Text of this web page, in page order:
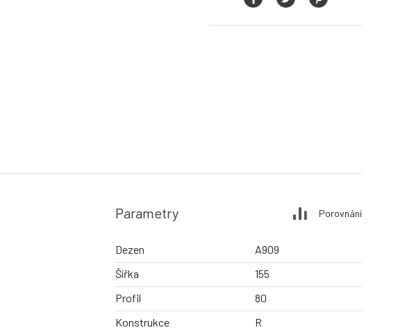
Parametry Porovnání
Dezen
A909
Šířka
155
Profil
80
Konstrukce
R